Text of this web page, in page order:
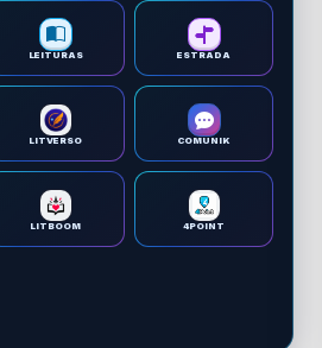
LEITURAS ESTRADA
LITVERSO COMUNIK
LITBOOM 4POINT